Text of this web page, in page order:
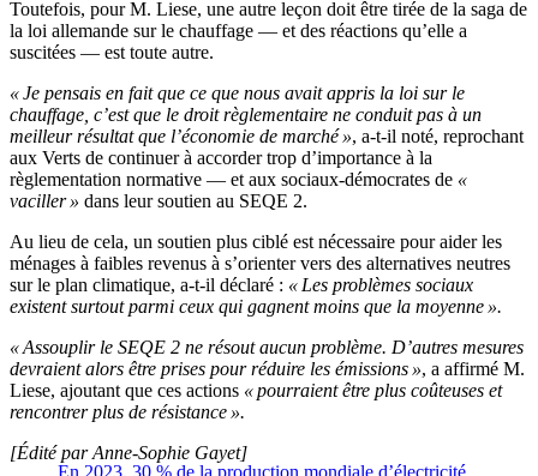
Toutefois, pour M. Liese, une autre leçon doit être tirée de la saga de
la loi allemande sur le chauffage — et des réactions qu’elle a
suscitées — est toute autre.
« Je pensais en fait que ce que nous avait appris la loi sur le
chauffage, c’est que le droit règlementaire ne conduit pas à un
meilleur résultat que l’économie de marché », a-t-il noté, reprochant
aux Verts de continuer à accorder trop d’importance à la
règlementation normative — et aux sociaux-démocrates de «
vaciller » dans leur soutien au SEQE 2.
Au lieu de cela, un soutien plus ciblé est nécessaire pour aider les
ménages à faibles revenus à s’orienter vers des alternatives neutres
sur le plan climatique, a-t-il déclaré : « Les problèmes sociaux
existent surtout parmi ceux qui gagnent moins que la moyenne ».
« Assouplir le SEQE 2 ne résout aucun problème. D’autres mesures
devraient alors être prises pour réduire les émissions », a affirmé M.
Liese, ajoutant que ces actions « pourraient être plus coûteuses et
rencontrer plus de résistance ».
En 2023, 30 % de la production mondiale d’électricité
[Édité par Anne-Sophie Gayet]